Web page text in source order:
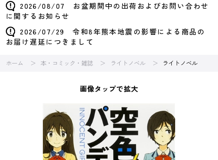
2026/08/07 お盆期間中の出荷およびお問い合わせ
に関するお知らせ
2026/07/29 令和8年熊本地震の影響による商品の
お届け遅延につきまして
ホーム 本・コミック・雑誌 ライトノベル ライトノベル
画像タップで拡大